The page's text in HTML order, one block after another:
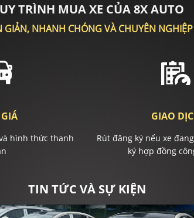
TRÌNH MUA XE CỦA 8X AUTO
GIẢN, NHANH CHÓNG VÀ CHUYÊN NGHIỆP
hình thức thanh
GIAO
Rút đăng ký nếu xe
ký hợp đồng
TIN TỨC VÀ SỰ KIỆN